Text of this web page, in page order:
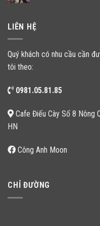
LIÊN HỆ
Quý khách có nhu cầu cần
tôi theo:
0981.05.81.85
Cafe Điếu Cày Số 8 Nông
HN
Công Anh Moon
CHỈ ĐƯỜNG